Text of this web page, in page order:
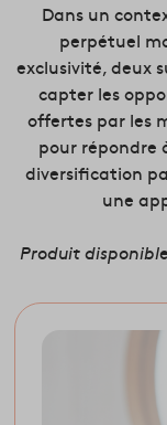
Dans un
perpétuel
exclusivité, deux
capter les
offertes par les
pour répondre
diversification
une
Produit